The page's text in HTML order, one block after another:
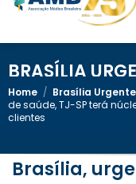
BRASÍLIA
Home / Brasília Urgente
de saúde, TJ-SP terá
clientes
Brasília,